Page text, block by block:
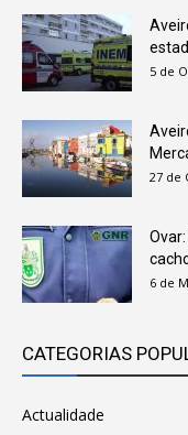
5 de
27 de
6 de
CATEGORIAS
Actualidade